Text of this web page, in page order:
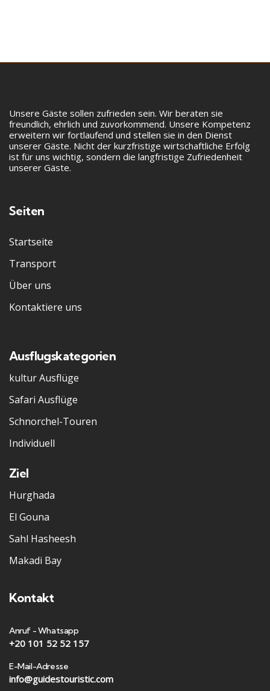
Unsere Gäste sollen zufrieden sein. Wir beraten sie
freundlich, ehrlich und zuvorkommend. Unsere Kompetenz
erweitern wir fortlaufend und stellen sie in den Dienst
unserer Gäste. Nicht der kurzfristige wirtschaftliche Erfolg
ist für uns wichtig, sondern die langfristige Zufriedenheit
unserer Gäste.
Seiten
Startseite
Transport
Über uns
Kontaktiere uns
Ausflugskategorien
kultur Ausflüge
Safari Ausflüge
Schnorchel-Touren
Individuell
Ziel
Hurghada
El Gouna
Sahl Hasheesh
Makadi Bay
Kontakt
Anruf - Whatsapp
+20 101 52 52 157
E-Mail-Adresse
info@guidestouristic.com